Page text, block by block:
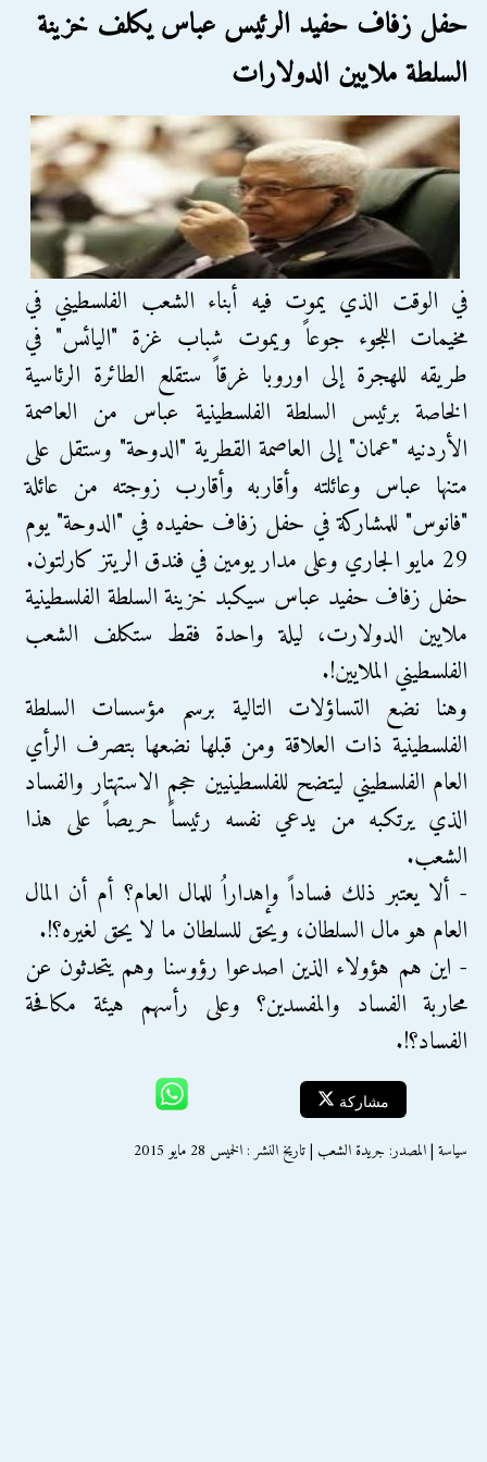
حفل زفاف حفيد الرئيس عباس يكلف خزينة
السلطة ملايين الدولارات
في الوقت الذي يموت فيه أبناء الشعب الفلسطيني في
مخيمات اللجوء جوعاً ويموت شباب غزة "اليائس" في
طريقه للهجرة إلى اوروبا غرقاً ستقلع الطائرة الرئاسية
الخاصة برئيس السلطة الفلسطينية عباس من العاصمة
الأردنيه "عمان" إلى العاصمة القطرية "الدوحة" وستقل على
متنها عباس وعائلته وأقاربه وأقارب زوجته من عائلة
"فانوس" للمشاركة في حفل زفاف حفيده في "الدوحة" يوم
29 مايو الجاري وعلى مدار يومين في فندق الريتز كارلتون.
حفل زفاف حفيد عباس سيكبد خزينة السلطة الفلسطينية
ملايين الدولارت، ليلة واحدة فقط ستكلف الشعب
الفلسطيني الملايين!.
وهنا نضع التساؤلات التالية برسم مؤسسات السلطة
الفلسطينية ذات العلاقة ومن قبلها نضعها بتصرف الرأي
العام الفلسطيني ليتضح للفلسطينيين حجم الاستهتار والفساد
الذي يرتكبه من يدعي نفسه رئيساً حريصاً على هذا
الشعب.
- ألا يعتبر ذلك فساداً وإهداراُ للمال العام؟ أم أن المال
العام هو مال السلطان، ويحق للسلطان ما لا يحق لغيره؟!.
- اين هم هؤولاء الذين اصدعوا رؤوسنا وهم يتحدثون عن
محاربة الفساد والمفسدين؟ وعلى رأسهم هيئة مكافحة
الفساد؟!.
مشاركة
سياسة | المصدر: جريدة الشعب | تاريخ النشر : الخميس 28 مايو 2015